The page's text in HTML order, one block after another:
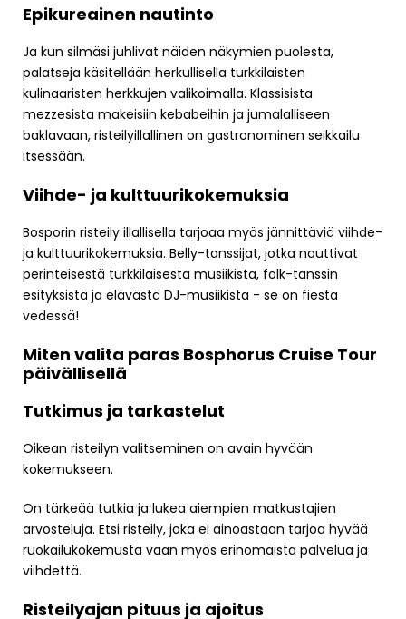
Epikureainen nautinto
Ja kun silmäsi juhlivat näiden näkymien puolesta,
palatseja käsitellään herkullisella turkkilaisten
kulinaaristen herkkujen valikoimalla. Klassisista
mezzesista makeisiin kebabeihin ja jumalalliseen
baklavaan, risteilyillallinen on gastronominen seikkailu
itsessään.
Viihde- ja kulttuurikokemuksia
Bosporin risteily illallisella tarjoaa myös jännittäviä viihde-
ja kulttuurikokemuksia. Belly-tanssijat, jotka nauttivat
perinteisestä turkkilaisesta musiikista, folk-tanssin
esityksistä ja elävästä DJ-musiikista - se on fiesta
vedessä!
Miten valita paras Bosphorus Cruise Tour
päivällisellä
Tutkimus ja tarkastelut
Oikean risteilyn valitseminen on avain hyvään
kokemukseen.
On tärkeää tutkia ja lukea aiempien matkustajien
arvosteluja. Etsi risteily, joka ei ainoastaan tarjoa hyvää
ruokailukokemusta vaan myös erinomaista palvelua ja
viihdettä.
Risteilyajan pituus ja ajoitus